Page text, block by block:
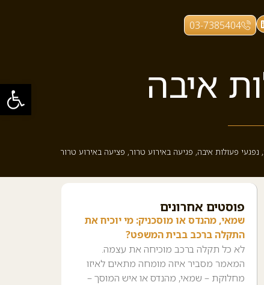
פתח
03-7385404
איבה
, נפגעי פעולות איבה, פגיעה באירוע טרור, פציעה באירוע טרור
פוסטים אחרונים
שמאי, מהנדס או מוסכניק: מי יוכיח את
התקלה ברכב בבית המשפט?
לא כל תקלה ברכב מוכיחה את עצמה.
המאמר מסביר איזה מומחה מתאים לאיזו
מחלוקת – שמאי, מהנדס או איש המוסך –